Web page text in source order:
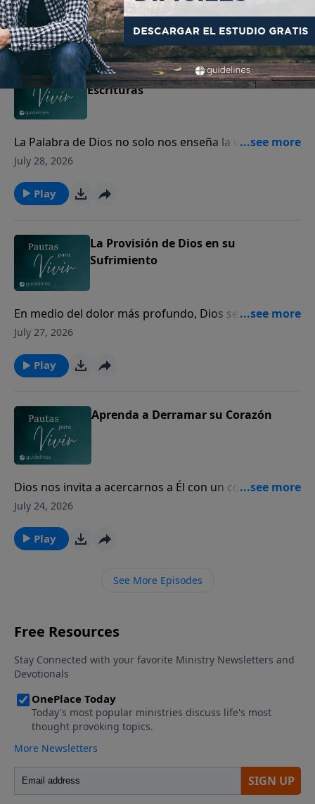
perdón.
Play
Cómo interpretar y aplicar las
Escrituras
La Palabra de Dios no solo nos enseña la verdad, sino
que transforma nuestro corazón y guía nuestra vida.
July 28, 2026
Play
La Provisión de Dios en su
Sufrimiento
En medio del dolor más profundo, Dios se acerca a
los corazones quebrantados para mostrarles Su
July 27, 2026
Play
Aprenda a Derramar su Corazón
Dios nos invita a acercarnos a Él con un corazón
sincero, incluso en nuestros momentos de mayor
July 24, 2026
Play
See More Episodes